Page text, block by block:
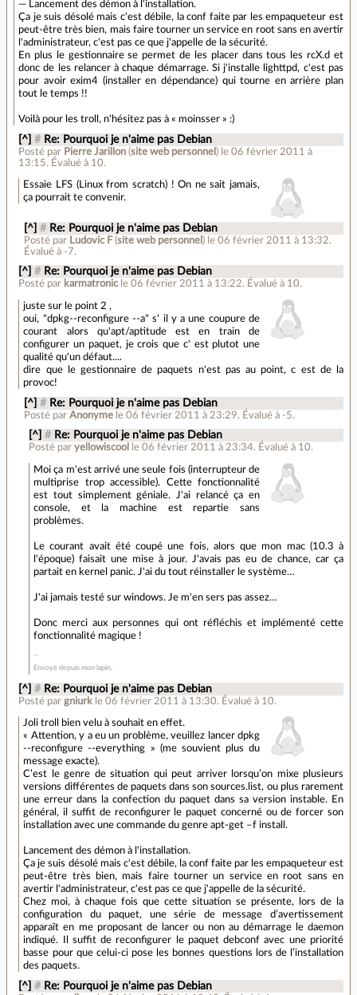
— Lancement des démon à l'installation.
Ça je suis désolé mais c'est débile, la conf faite par les empaqueteur est
peut-être très bien, mais faire tourner un service en root sans en avertir
l'administrateur, c'est pas ce que j'appelle de la sécurité.
En plus le gestionnaire se permet de les placer dans tous les rcX.d et
donc de les relancer à chaque démarrage. Si j'installe lighttpd, c'est pas
pour avoir exim4 (installer en dépendance) qui tourne en arrière plan
tout le temps !!
Voilà pour les troll, n'hésitez pas à « moinsser » :)
[^] # Re: Pourquoi je n'aime pas Debian
Posté par Pierre Jarillon (site web personnel ) le 06 février 2011 à
13:15. Évalué à 10.
Essaie LFS (Linux from scratch) ! On ne sait jamais,
ça pourrait te convenir.
[^] # Re: Pourquoi je n'aime pas Debian
Posté par Ludovic F(site web personnel ) le 06 février 2011 à 13:32.
Évalué à -7.
[^] # Re: Pourquoi je n'aime pas Debian
Posté par karmatronic le 06 février 2011 à 13:22. Évalué à 10.
juste sur le point 2 ,
oui, "dpkg--reconfigure --a" s' il y a une coupure de
courant alors qu'apt/aptitude est en train de
configurer un paquet, je crois que c' est plutot une
qualité qu'un défaut....
dire que le gestionnaire de paquets n'est pas au point, c est de la
provoc!
[^] # Re: Pourquoi je n'aime pas Debian
Posté par Anonyme le 06 février 2011 à 23:29. Évalué à -5.
[^] # Re: Pourquoi je n'aime pas Debian
Posté paryellowiscool le 06 février 2011 à 23:34. Évalué à 10.
Moi ça m'est arrivé une seule fois (interrupteur de
multiprise trop accessible). Cette fonctionnalité
est tout simplement géniale. J'ai relancé ça en
console, et la machine est repartie sans
problèmes.
Le courant avait été coupé une fois, alors que mon mac (10.3 à
l'époque) faisait une mise à jour. J'avais pas eu de chance, car ça
partait en kernel panic. J'ai du tout réinstaller le système…
J'ai jamais testé sur windows. Je m'en sers pas assez…
Donc merci aux personnes qui ont réfléchis et implémenté cette
fonctionnalité magique !
Envoyé depuis mon lapin.
[^] # Re: Pourquoi je n'aime pas Debian
Posté pargniurk le 06 février 2011 à 13:30. Évalué à 10.
Joli troll bien velu à souhait en effet.
« Attention, y a eu un problème, veuillez lancer dpkg
--reconfigure --everything » (me souvient plus du
message exacte).
C’est le genre de situation qui peut arriver lorsqu’on mixe plusieurs
versions différentes de paquets dans son sources.list, ou plus rarement
une erreur dans la confection du paquet dans sa version instable. En
général, il suffit de reconfigurer le paquet concerné ou de forcer son
installation avec une commande du genre apt-get –f install.
Lancement des démon à l'installation.
Ça je suis désolé mais c'est débile, la conf faite par les empaqueteur est
peut-être très bien, mais faire tourner un service en root sans en
avertir l'administrateur, c'est pas ce que j'appelle de la sécurité.
Chez moi, à chaque fois que cette situation se présente, lors de la
configuration du paquet, une série de message d’avertissement
apparaît en me proposant de lancer ou non au démarrage le daemon
indiqué. Il suffit de reconfigurer le paquet debconf avec une priorité
basse pour que celui-ci pose les bonnes questions lors de l’installation
des paquets.
[^] # Re: Pourquoi je n'aime pas Debian